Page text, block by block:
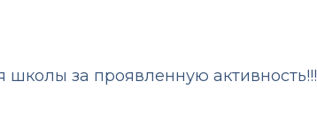
за проявленную активность!!!